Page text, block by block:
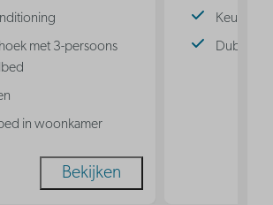
met 3-persoons
in woonkamer
Bekijken
Keuken
Dubbel